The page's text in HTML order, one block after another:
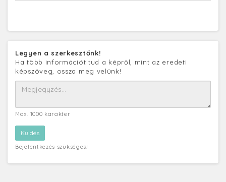
Legyen a szerkesztőnk!
Ha több információt tud a képről, mint az eredeti
képszöveg, ossza meg velünk!
Max. 1000 karakter
Bejelentkezés szükséges!